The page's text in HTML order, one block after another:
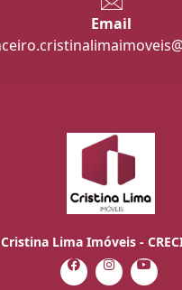
Email
Cristina Lima Imóveis -